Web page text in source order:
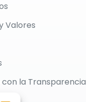
Valores
la Transparencia